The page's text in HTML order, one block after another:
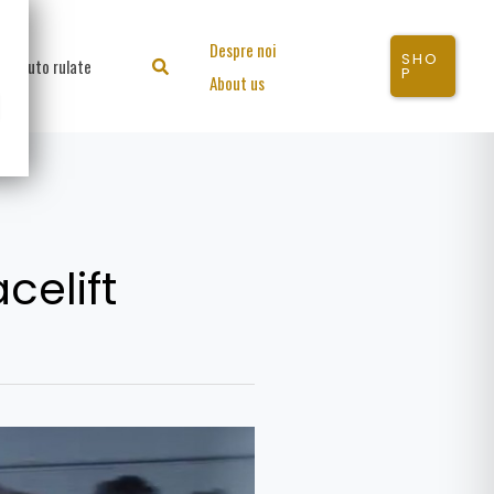
Auto rulate Search
Despre noi
About us
SHO
P